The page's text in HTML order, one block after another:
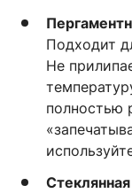
Подходит
Не
полностью